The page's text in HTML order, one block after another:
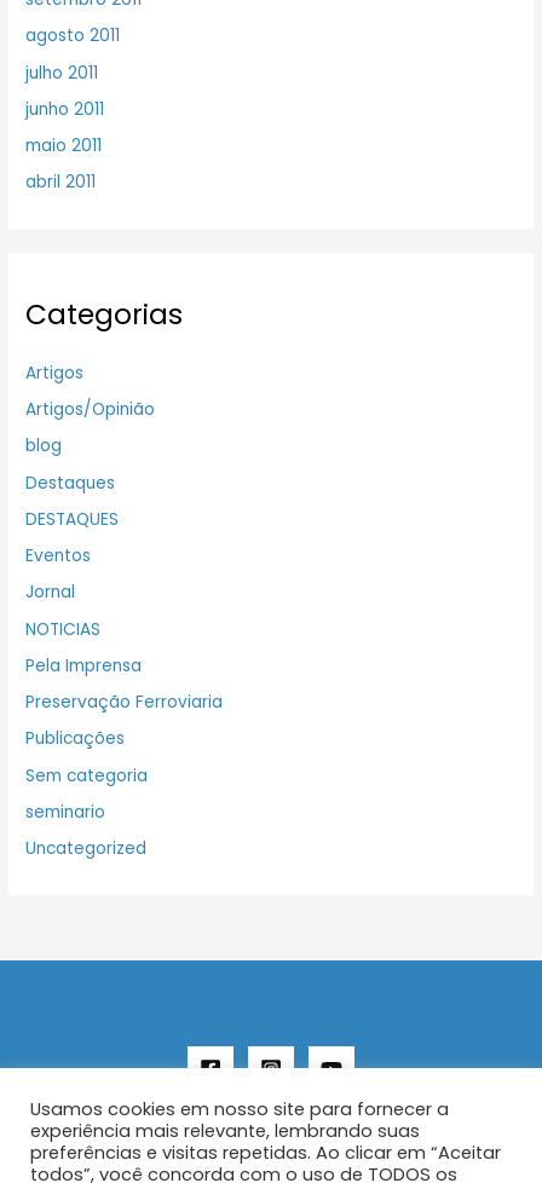
agosto 2011
julho 2011
junho 2011
maio 2011
abril 2011
Categorias
Artigos
Artigos/Opinião
blog
Destaques
DESTAQUES
Eventos
Jornal
NOTICIAS
Pela Imprensa
Preservação Ferroviaria
Publicações
Sem categoria
seminario
Uncategorized
Copyright © 2026 AENFER
Usamos cookies em nosso site para fornecer a
experiência mais relevante, lembrando suas
preferências e visitas repetidas. Ao clicar em “Aceitar
todos”, você concorda com o uso de TODOS os